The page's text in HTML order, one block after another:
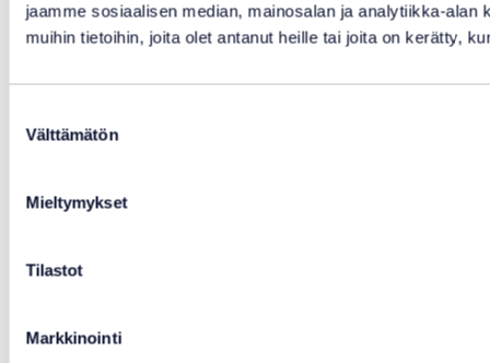
jaamme sosiaalisen median, mainosalan ja analytiikka-
muihin tietoihin, joita olet antanut heille tai joita on kerätty,
valinta
Välttämätön
Mieltymykset
Tilastot
Markkinointi